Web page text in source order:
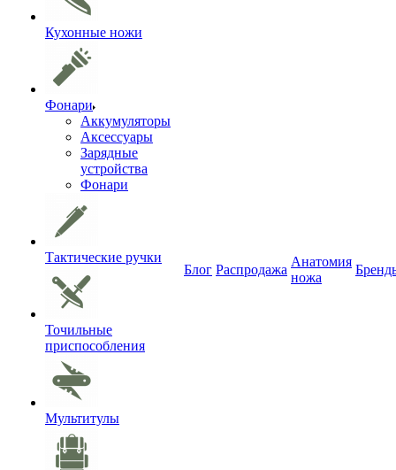
Кухонные ножи
Фонари
Аккумуляторы
Аксессуары
Зарядные
устройства
Фонари
Тактические ручки
Точильные
приспособления
Мультитулы
Блог Распродажа
Анатомия
ножа